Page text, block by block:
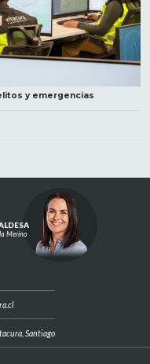
y emergencias
Santiago
Merino